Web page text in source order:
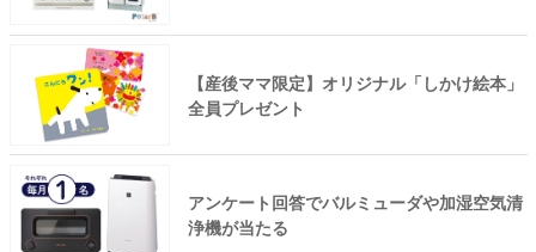
【産後ママ限定】オリジナル「しかけ絵本」
全員プレゼント
アンケート回答でバルミューダや加湿空気清
浄機が当たる